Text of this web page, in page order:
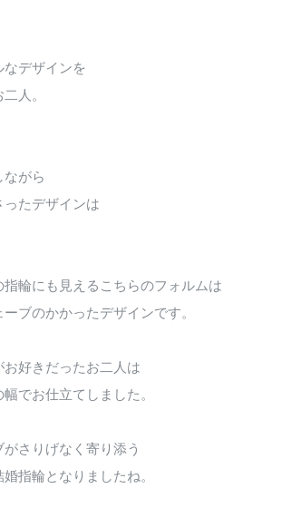
なデザインを
人。
ながら
たデザインは
輪にも見えるこちらのフォルムは
ブのかかったデザインです。
好きだったお二人は
でお仕立てしました。
さりげなく寄り添う
指輪となりましたね。